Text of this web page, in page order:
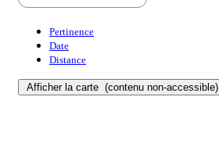
Pertinence
Date
Distance
Afficher la carte (contenu non-accessible)